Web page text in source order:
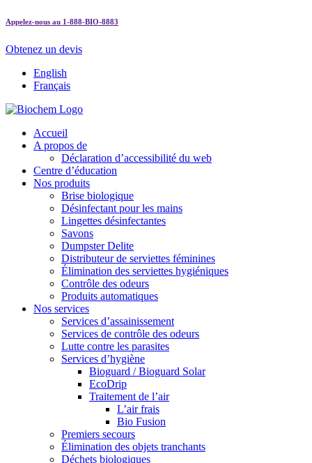
Appelez-nous au 1-888-BIO-8883
Obtenez un devis
English
Français
Accueil
A propos de
Déclaration d’accessibilité du web
Centre d’éducation
Nos produits
Brise biologique
Désinfectant pour les mains
Lingettes désinfectantes
Savons
Dumpster Delite
Distributeur de serviettes féminines
Élimination des serviettes hygiéniques
Contrôle des odeurs
Produits automatiques
Nos services
Services d’assainissement
Services de contrôle des odeurs
Lutte contre les parasites
Services d’hygiène
Bioguard / Bioguard Solar
EcoDrip
Traitement de l’air
L’air frais
Bio Fusion
Premiers secours
Élimination des objets tranchants
Déchets biologiques